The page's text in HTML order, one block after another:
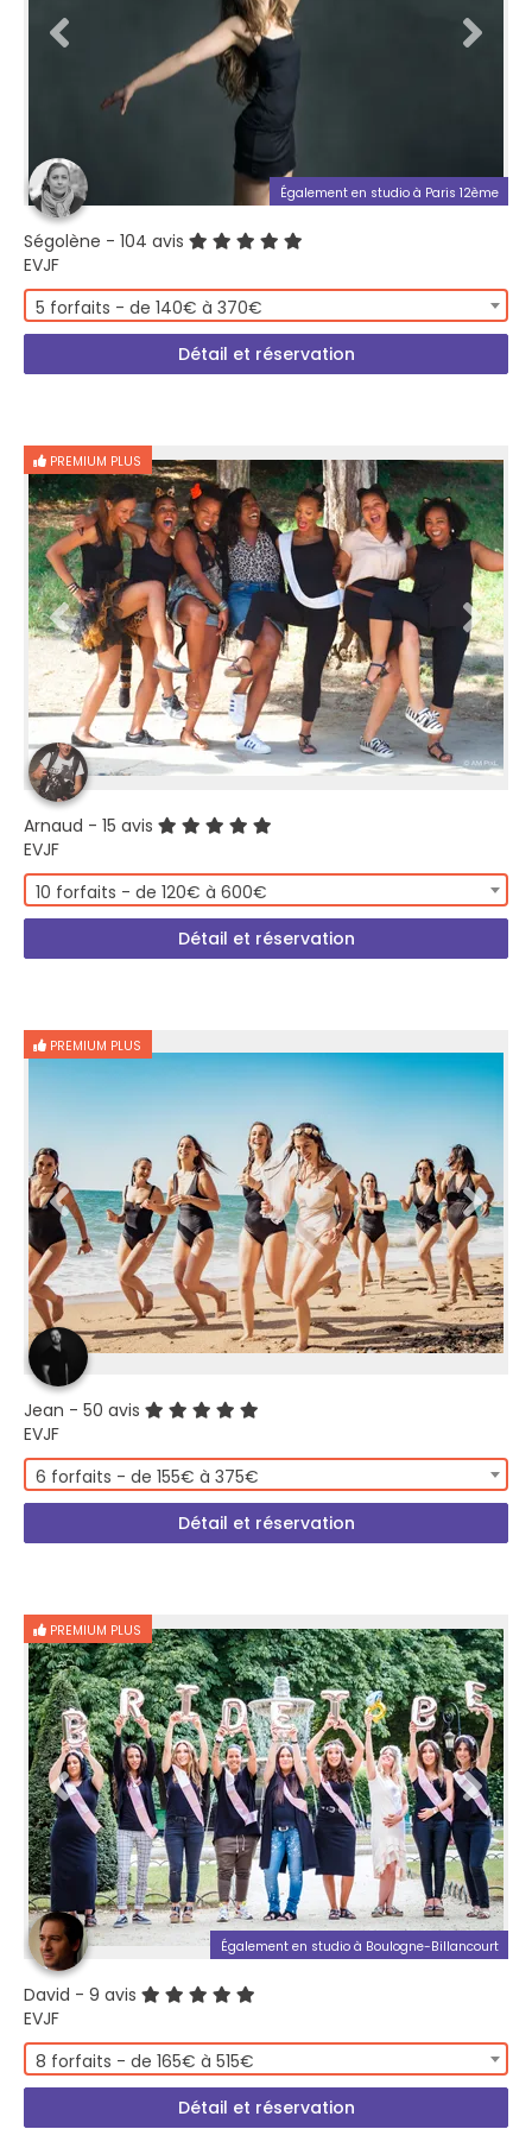
Également en studio à Paris 12ème
Ségolène - 104 avis
EVJF
5 forfaits - de 140€ à 370€
Détail et réservation
PREMIUM PLUS
Arnaud - 15 avis
EVJF
10 forfaits - de 120€ à 600€
Détail et réservation
PREMIUM PLUS
Jean - 50 avis
EVJF
6 forfaits - de 155€ à 375€
Détail et réservation
PREMIUM PLUS
Également en studio à Boulogne-Billancourt
David - 9 avis
EVJF
8 forfaits - de 165€ à 515€
Détail et réservation